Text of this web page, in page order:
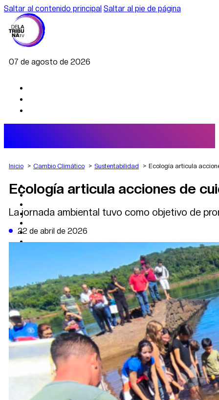
Saltar al contenido principal Saltar al pie de página
07 de agosto de 2026
AGRO
DEPORTES
POLÍTICA
DATA FIRME
DE LA TRIBUNA TV
Inicio Cambio Climático Sustentabilidad Ecología articula
Ecología articula acciones de
La jornada ambiental tuvo como objetivo de
22 de abril de 2026